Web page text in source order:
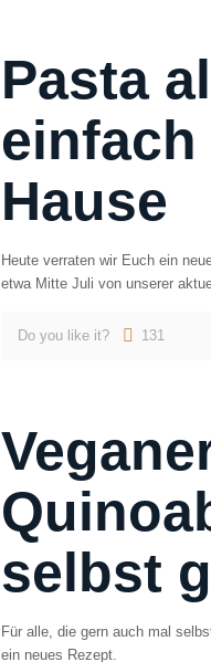
Pasta
Hause
Heute verraten wir Euch ein
etwa Mitte Juli von unserer
Do you like it? 131
selbst
Für alle, die gern auch mal
ein neues Rezept.